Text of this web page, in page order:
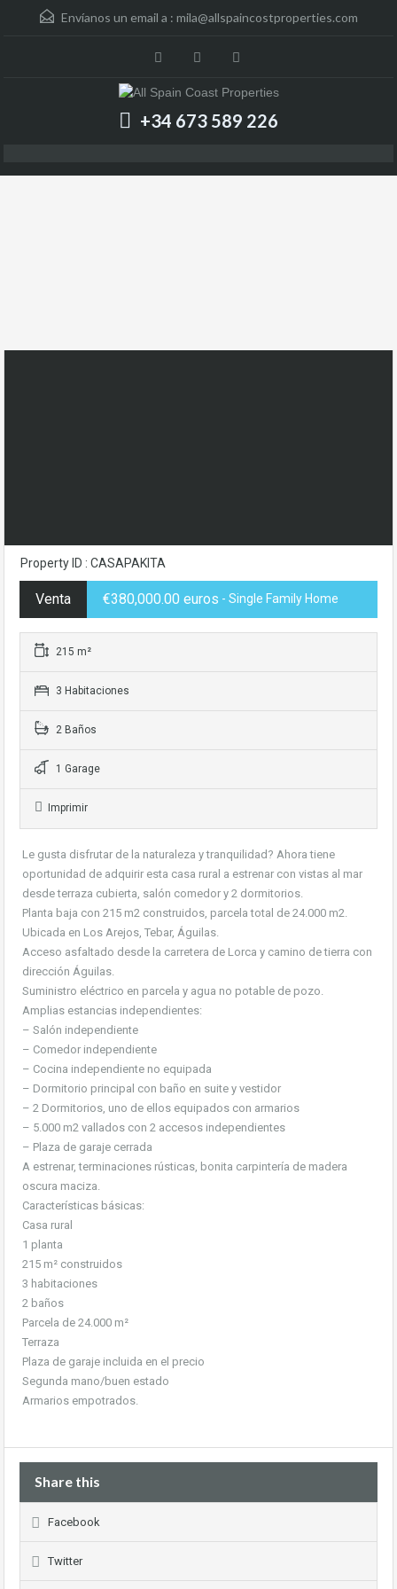
Envíanos un email a : mila@allspaincostproperties.com
+34 673 589 226
Property ID : CASAPAKITA
Venta €380,000.00 euros - Single Family Home
215 m²
3 Habitaciones
2 Baños
1 Garage
Imprimir
Le gusta disfrutar de la naturaleza y tranquilidad? Ahora tiene
oportunidad de adquirir esta casa rural a estrenar con vistas al mar
desde terraza cubierta, salón comedor y 2 dormitorios.
Planta baja con 215 m2 construidos, parcela total de 24.000 m2.
Ubicada en Los Arejos, Tebar, Águilas.
Acceso asfaltado desde la carretera de Lorca y camino de tierra con
dirección Águilas.
Suministro eléctrico en parcela y agua no potable de pozo.
Amplias estancias independientes:
– Salón independiente
– Comedor independiente
– Cocina independiente no equipada
– Dormitorio principal con baño en suite y vestidor
– 2 Dormitorios, uno de ellos equipados con armarios
– 5.000 m2 vallados con 2 accesos independientes
– Plaza de garaje cerrada
A estrenar, terminaciones rústicas, bonita carpintería de madera
oscura maciza.
Características básicas:
Casa rural
1 planta
215 m² construidos
3 habitaciones
2 baños
Parcela de 24.000 m²
Terraza
Plaza de garaje incluida en el precio
Segunda mano/buen estado
Armarios empotrados.
Share this
Facebook
Twitter